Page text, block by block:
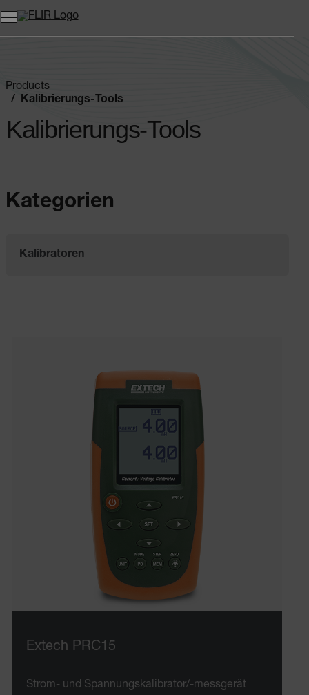
Unread messages
Entfernen
Elemente
Element
In den Warenkorb
Im Warenkorb
Products
Kalibrierungs-Tools
Kalibrierungs-Tools
Kategorien
Kalibratoren
Extech PRC15
Strom- und Spannungskalibrator/-messgerät